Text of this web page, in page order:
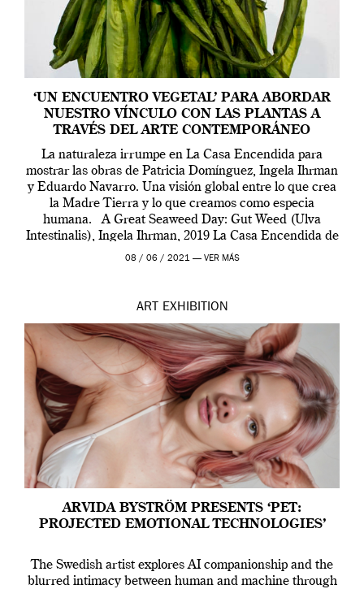
‘UN ENCUENTRO VEGETAL’ PARA ABORDAR
NUESTRO VÍNCULO CON LAS PLANTAS A
TRAVÉS DEL ARTE CONTEMPORÁNEO
La naturaleza irrumpe en La Casa Encendida para
mostrar las obras de Patricia Domínguez, Ingela Ihrman
y Eduardo Navarro. Una visión global entre lo que crea
la Madre Tierra y lo que creamos como especia
humana. A Great Seaweed Day: Gut Weed (Ulva
Intestinalis), Ingela Ihrman, 2019 La Casa Encendida de
Madrid y la Wellcome […]
08 / 06 / 2021 — VER MÁS
ART EXHIBITION
ARVIDA BYSTRÖM PRESENTS ‘PET:
PROJECTED EMOTIONAL TECHNOLOGIES’
The Swedish artist explores AI companionship and the
blurred intimacy between human and machine through